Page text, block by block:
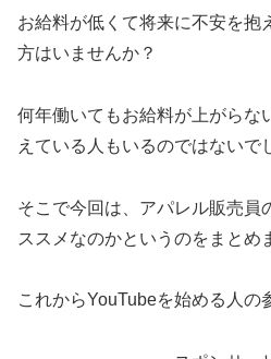
お給料が低くて将来に不安を抱
方はいませんか？
何年働いてもお給料が上がらな
えている人もいるのではないで
そこで今回は、アパレル販売員
ススメなのかというのをまとめ
これからYouTubeを始める人の